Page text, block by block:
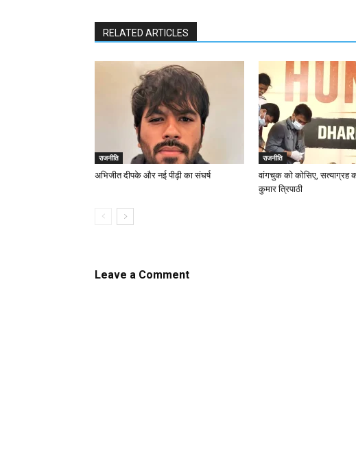
RELATED ARTICLES
राजनीति
अभिजीत दीपके और नई पीढ़ी का संघर्ष
राजनीति
वांगचुक को कोसिए, सत्याग्रह
कुमार त्रिपाठी
Leave a Comment